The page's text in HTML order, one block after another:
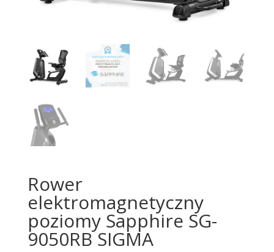
Rower
elektromagnetyczny
poziomy Sapphire SG-
9050RB SIGMA